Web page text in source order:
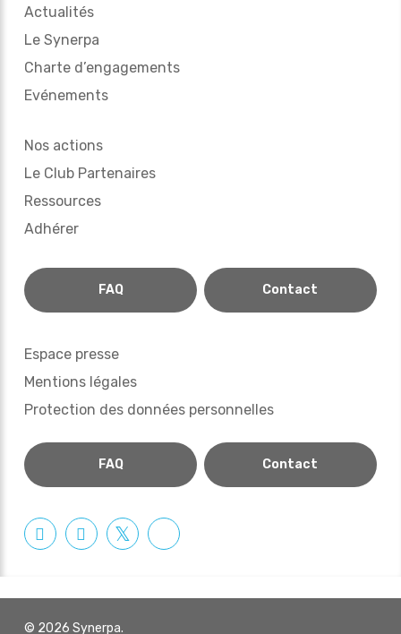
Actualités
Le Synerpa
Charte d’engagements
Evénements
Nos actions
Le Club Partenaires
Ressources
Adhérer
FAQ Contact
Espace presse
Mentions légales
Protection des données personnelles
FAQ Contact
© 2026 Synerpa.